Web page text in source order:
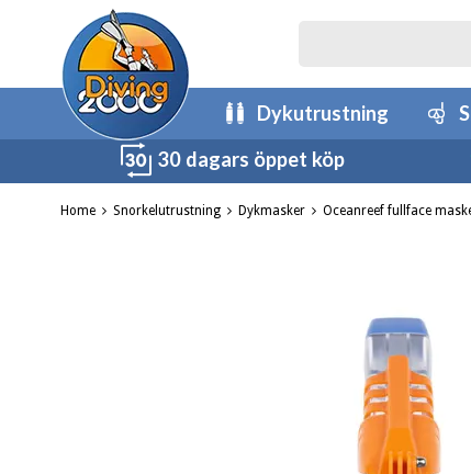
Dykutrustning
30 dagars öppet köp
Home Snorkelutrustning Dykmasker Oceanreef fullface